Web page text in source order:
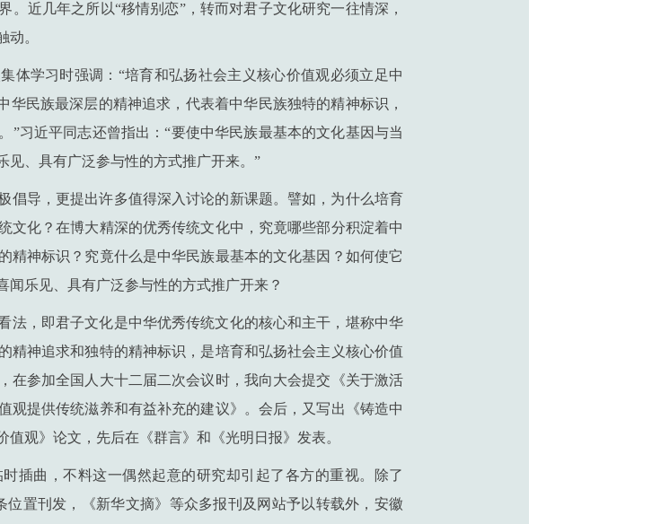
近几年之所以“移情别恋”，转而对君子文化研究一往情深，
动。
体学习时强调：“培育和弘扬社会主义核心价值观必须立足中
华民族最深层的精神追求，代表着中华民族独特的精神标识，
”习近平同志还曾指出：“要使中华民族最基本的文化基因与当
见、具有广泛参与性的方式推广开来。”
倡导，更提出许多值得深入讨论的新课题。譬如，为什么培育
文化？在博大精深的优秀传统文化中，究竟哪些部分积淀着中
精神标识？究竟什么是中华民族最基本的文化基因？如何使它
乐见、具有广泛参与性的方式推广开来？
法，即君子文化是中华优秀传统文化的核心和主干，堪称中华
精神追求和独特的精神标识，是培育和弘扬社会主义核心价值
在参加全国人大十二届二次会议时，我向大会提交《关于激活
观提供传统滋养和有益补充的建议》。会后，又写出《铸造中
观》论文，先后在《群言》和《光明日报》发表。
插曲，不料这一偶然起意的研究却引起了各方的重视。除了
位置刊发，《新华文摘》等众多报刊及网站予以转载外，安徽